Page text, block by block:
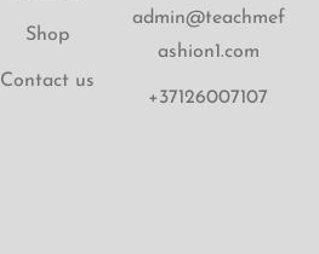
Shop
Contact us
admin@teachmef
ashion1.com
+37126007107